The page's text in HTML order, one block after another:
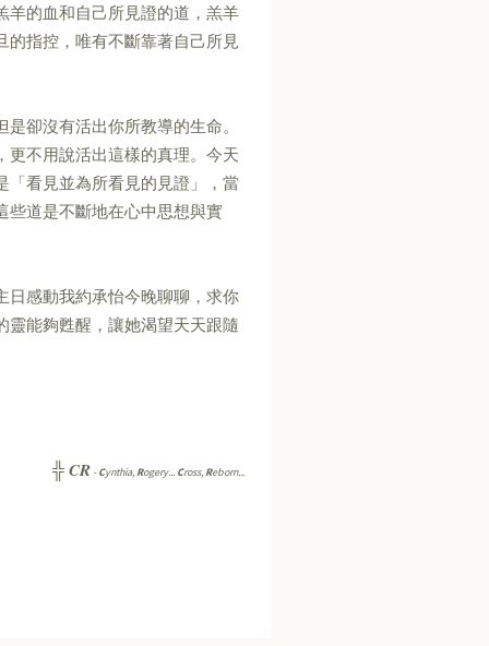
羊的血和自己所見證的道，羔羊
的指控，唯有不斷靠著自己所見
卻沒有活出你所教導的生命。
更不用說活出這樣的真理。今天
「看見並為所看見的見證」，當
些道是不斷地在心中思想與實
日感動我約承怡今晚聊聊，求你
靈能夠甦醒，讓她渴望天天跟隨
╬ CR -Cynthia, Rogery... Cross, Reborn...